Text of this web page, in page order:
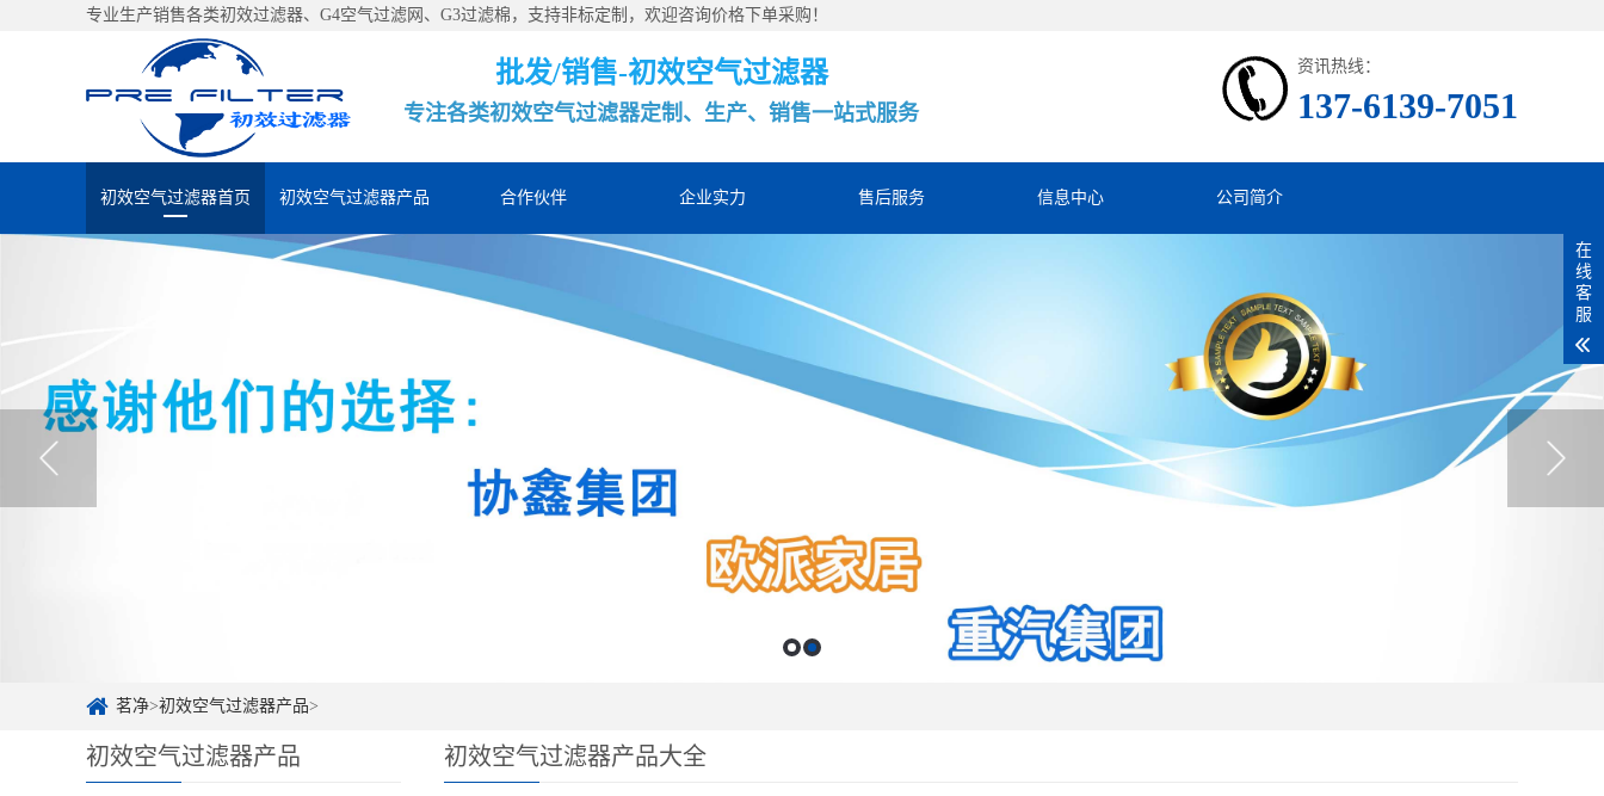
专业生产销售各类初效过滤器、G4空气过滤网、G3过滤棉，支持非标定制，欢迎咨询价格下单采购！
批发/销售-初效空气过滤器
专注各类初效空气过滤器定制、生产、销售一站式服务
资讯热线：
137-6139-7051
初效空气过滤器首页 初效空气过滤器产品 合作伙伴 企业实力 售后服务 信息中心 公司简介
茗净>初效空气过滤器产品>
初效空气过滤器产品 初效空气过滤器产品大全
在
线
客
服